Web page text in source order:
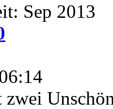
Sep 2013
zwei